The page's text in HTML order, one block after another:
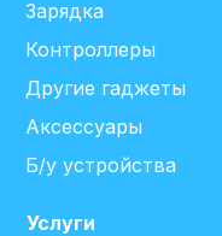
Услуги
Зарядка
Контроллеры
Другие гаджеты
Аксессуары
Б/у устройства